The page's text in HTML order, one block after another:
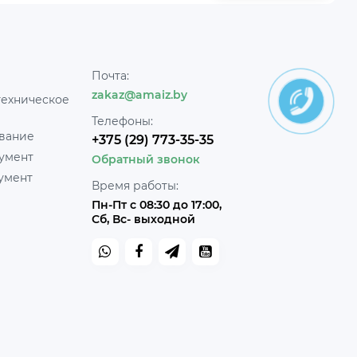
Почта:
zakaz@amaiz.by
Телефоны:
+375 (29) 773-35-35
Обратный звонок
Время работы:
Пн-Пт с 08:30 до 17:00,
Сб, Вс- выходной